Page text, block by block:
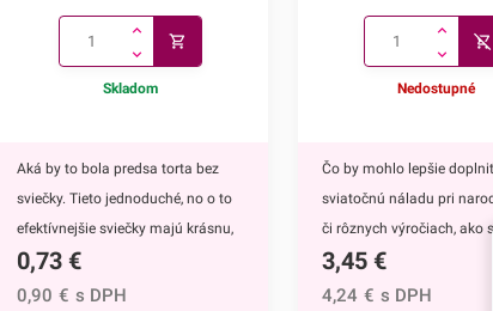
Skladom
Aká by to bola predsa torta bez
sviečky. Tieto jednoduché, no o to
efektívnejšie sviečky majú krásnu,
slávnostnú červenú farbu. Skvelo
sa hodia k tortám rôznych štýlov,
0,73 €
0,90 € s DPH
Nedostupné
Čo by mohlo lepšie
sviatočnú náladu pri
či rôznych výročiach, ako
Tieto číselné tortové
mimoriadne krásny a
3,45 €
4,24 € s DPH